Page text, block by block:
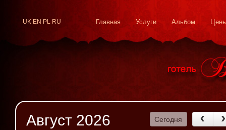
UK EN PL RU Главная Услуги Альбом
Август 2026 Сегодня